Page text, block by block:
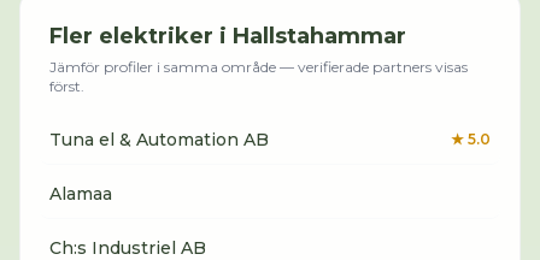
Fler elektriker i Hallstahammar
Jämför profiler i samma område — verifierade partners visas
först.
Tuna el & Automation AB ★ 5.0
Alamaa
Ch:s Industriel AB